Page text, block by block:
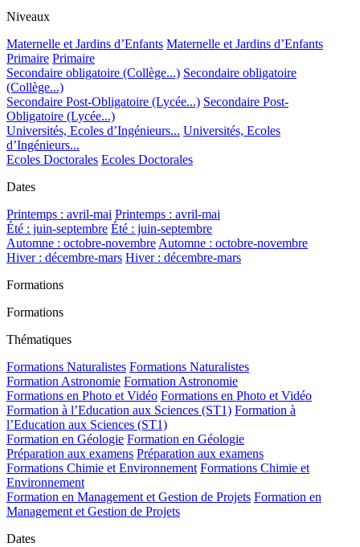
Niveaux
Maternelle et Jardins d’Enfants Maternelle et Jardins d’Enfants
Primaire Primaire
Secondaire obligatoire (Collège...) Secondaire obligatoire
(Collège...)
Secondaire Post-Obligatoire (Lycée...) Secondaire Post-
Obligatoire (Lycée...)
Universités, Ecoles d’Ingénieurs... Universités, Ecoles
d’Ingénieurs...
Ecoles Doctorales Ecoles Doctorales
Dates
Printemps : avril-mai Printemps : avril-mai
Été : juin-septembre Été : juin-septembre
Automne : octobre-novembreAutomne : octobre-novembre
Hiver : décembre-mars Hiver : décembre-mars
Formations
Formations
Thématiques
Formations Naturalistes Formations Naturalistes
Formation Astronomie Formation Astronomie
Formations en Photo et Vidéo Formations en Photo et Vidéo
Formation à l’Education aux Sciences (ST1) Formation à
l’Education aux Sciences (ST1)
Formation en Géologie Formation en Géologie
Préparation aux examens Préparation aux examens
Formations Chimie et Environnement Formations Chimie et
Environnement
Formation en Management et Gestion de Projets Formation en
Management et Gestion de Projets
Dates